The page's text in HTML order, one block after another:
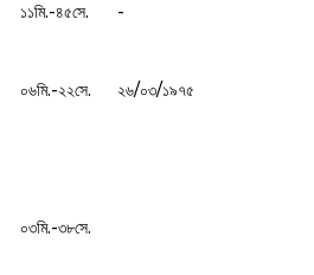
১১মি.-৪৫সে. -
০৬মি.-২২সে. ২৬/০৩/১৯৭৫
০৩মি.-৩৮সে.